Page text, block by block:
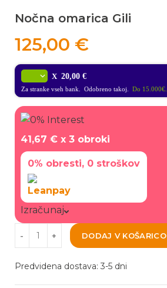
Nočna omarica Gili
125,00 €
X 20,00 €
Za stranke vseh bank. Odobreno takoj. Do 15.000€.
41,67 € x 3 obroki
0% obresti, 0 stroškov
Izračunaj
DODAJ V KOŠARICO
Predvidena dostava: 3-5 dni